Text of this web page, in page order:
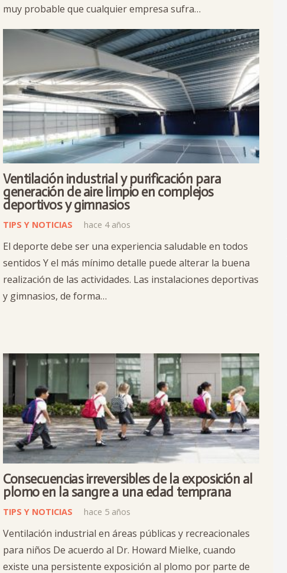
muy probable que cualquier empresa sufra…
Ventilación industrial y purificación para
generación de aire limpio en complejos
deportivos y gimnasios
TIPS Y NOTICIAS hace 4 años
El deporte debe ser una experiencia saludable en todos
sentidos Y el más mínimo detalle puede alterar la buena
realización de las actividades. Las instalaciones deportivas
y gimnasios, de forma…
Consecuencias irreversibles de la exposición al
plomo en la sangre a una edad temprana
TIPS Y NOTICIAS hace 5 años
Ventilación industrial en áreas públicas y recreacionales
para niños De acuerdo al Dr. Howard Mielke, cuando
existe una persistente exposición al plomo por parte de